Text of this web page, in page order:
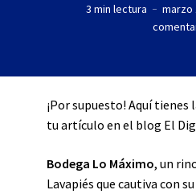
3 min lectura marzo
¡Por supuesto! Aquí
tu artículo en el blog El
Bodega Lo Máximo, un
Lavapiés que cautiva con